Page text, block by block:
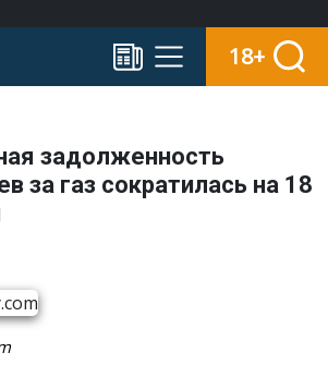
18+
задолженность
за газ сократилась на 18